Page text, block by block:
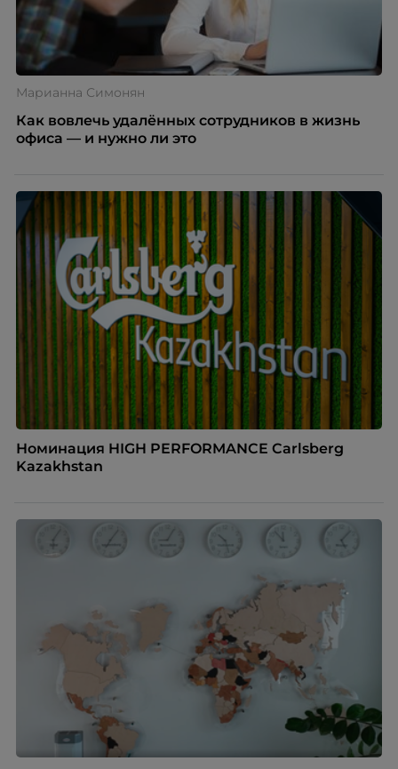
Марианна Симонян
Как вовлечь удалённых сотрудников в жизнь
офиса — и нужно ли это
Номинация HIGH PERFORMANCE Carlsberg
Kazakhstan